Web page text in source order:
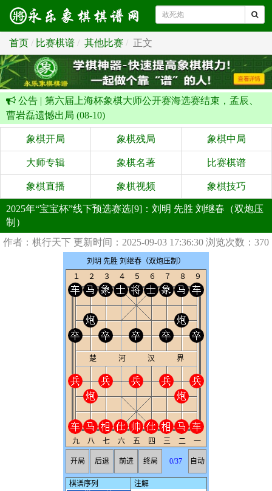
首页 比赛棋谱 其他比赛 正文
公告 | 第六届上海杯象棋大师公开赛海选赛结束，孟辰、
曹岩磊遗憾出局 (08-10)
象棋开局 象棋残局 象棋中局
大师专辑 象棋名著 比赛棋谱
象棋直播 象棋视频 象棋技巧
2025年“宝宝杯”线下预选赛选[9]：刘明 先胜 刘继春（双炮压
制）
作者：棋行天下 更新时间：2025-09-03 17:36:30 浏览次数：370